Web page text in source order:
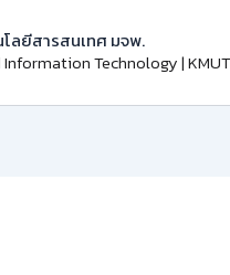
ลยีสารสนเทศ มจพ.
Technology |